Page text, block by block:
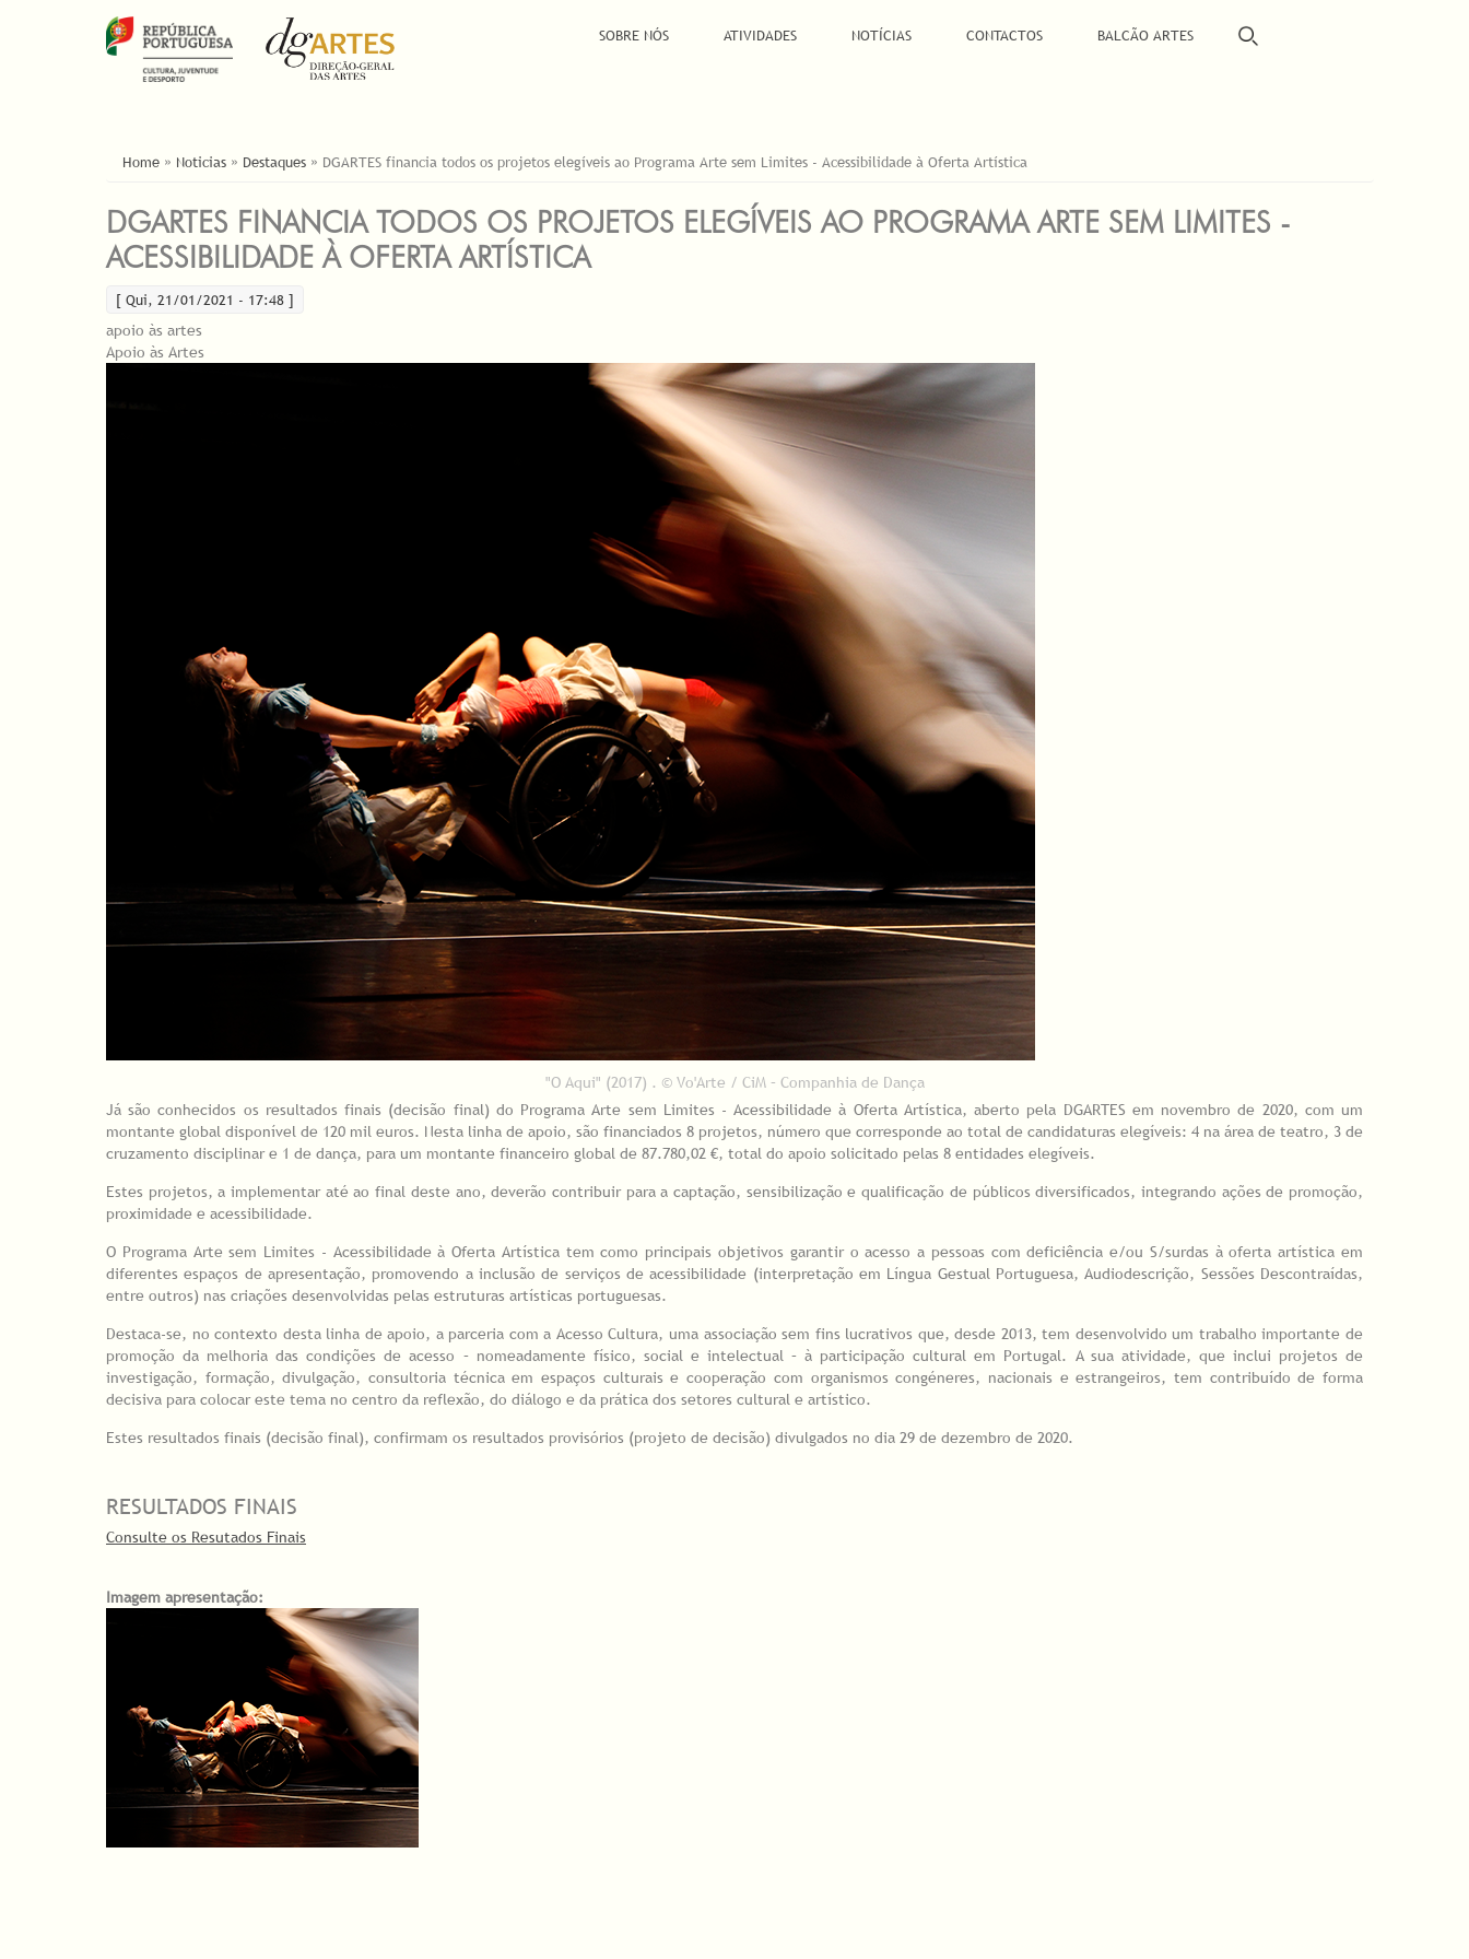
SOBRE NÓS ATIVIDADES NOTÍCIAS CONTACTOS BALCÃO ARTES
ESTÁ AQUI
Home » Noticias » Destaques » DGARTES financia todos os projetos elegíveis ao Programa Arte sem Limites - Acessibilidade à Oferta Artística
DGARTES FINANCIA TODOS OS PROJETOS ELEGÍVEIS AO PROGRAMA ARTE SEM LIMITES -
ACESSIBILIDADE À OFERTA ARTÍSTICA
[ Qui, 21/01/2021 - 17:48 ]
apoio às artes
Apoio às Artes
"O Aqui" (2017) . © Vo'Arte / CiM – Companhia de Dança
Já são conhecidos os resultados finais (decisão final) do Programa Arte sem Limites - Acessibilidade à Oferta Artística, aberto pela DGARTES em novembro de 2020, com um
montante global disponível de 120 mil euros. Nesta linha de apoio, são financiados 8 projetos, número que corresponde ao total de candidaturas elegíveis: 4 na área de teatro, 3 de
cruzamento disciplinar e 1 de dança, para um montante financeiro global de 87.780,02 €, total do apoio solicitado pelas 8 entidades elegíveis.
Estes projetos, a implementar até ao final deste ano, deverão contribuir para a captação, sensibilização e qualificação de públicos diversificados, integrando ações de promoção,
proximidade e acessibilidade.
O Programa Arte sem Limites - Acessibilidade à Oferta Artística tem como principais objetivos garantir o acesso a pessoas com deficiência e/ou S/surdas à oferta artística em
diferentes espaços de apresentação, promovendo a inclusão de serviços de acessibilidade (interpretação em Língua Gestual Portuguesa, Audiodescrição, Sessões Descontraídas,
entre outros) nas criações desenvolvidas pelas estruturas artísticas portuguesas.
Destaca-se, no contexto desta linha de apoio, a parceria com a Acesso Cultura, uma associação sem fins lucrativos que, desde 2013, tem desenvolvido um trabalho importante de
promoção da melhoria das condições de acesso – nomeadamente físico, social e intelectual – à participação cultural em Portugal. A sua atividade, que inclui projetos de
investigação, formação, divulgação, consultoria técnica em espaços culturais e cooperação com organismos congéneres, nacionais e estrangeiros, tem contribuído de forma
decisiva para colocar este tema no centro da reflexão, do diálogo e da prática dos setores cultural e artístico.
Estes resultados finais (decisão final), confirmam os resultados provisórios (projeto de decisão) divulgados no dia 29 de dezembro de 2020.
RESULTADOS FINAIS
Consulte os Resutados Finais
Imagem apresentação: